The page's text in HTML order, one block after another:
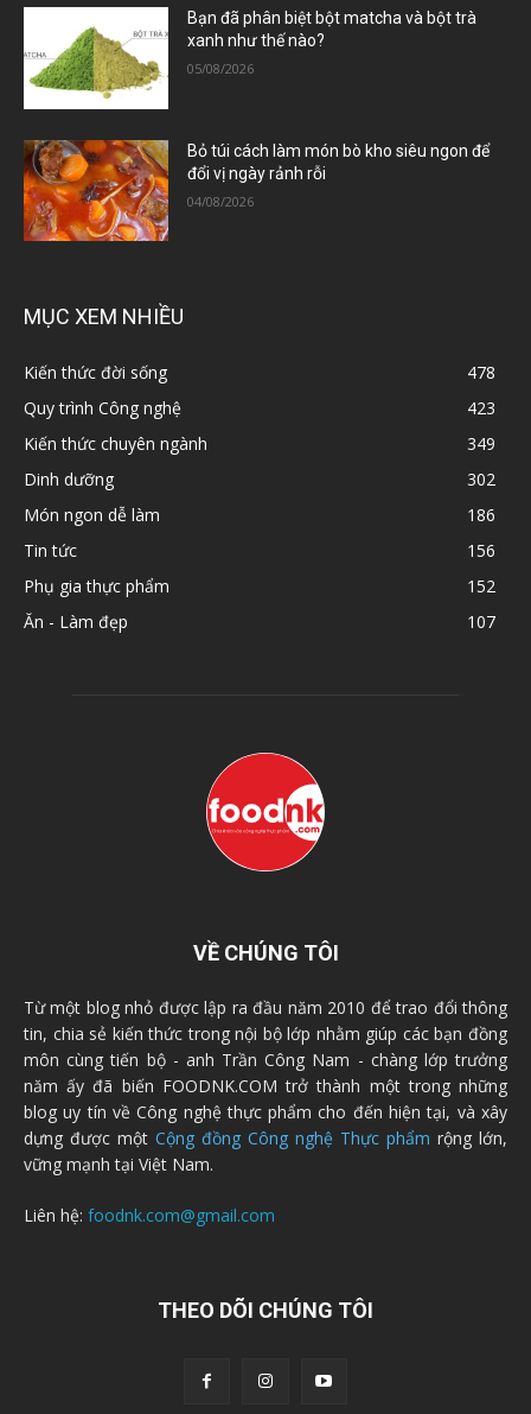
Bạn đã phân biệt bột matcha và bột trà
xanh như thế nào?
05/08/2026
Bỏ túi cách làm món bò kho siêu ngon để
đổi vị ngày rảnh rỗi
04/08/2026
MỤC XEM NHIỀU
Kiến thức đời sống
478
Quy trình Công nghệ
423
Kiến thức chuyên ngành
349
Dinh dưỡng
302
Món ngon dễ làm
186
Tin tức
156
Phụ gia thực phẩm
152
Ăn - Làm đẹp
107
VỀ CHÚNG TÔI
Từ một blog nhỏ được lập ra đầu năm 2010 để trao đổi thông
tin, chia sẻ kiến thức trong nội bộ lớp nhằm giúp các bạn đồng
môn cùng tiến bộ - anh Trần Công Nam - chàng lớp trưởng
năm ấy đã biến FOODNK.COM trở thành một trong những
blog uy tín về Công nghệ thực phẩm cho đến hiện tại, và xây
dựng được một Cộng đồng Công nghệ Thực phẩm rộng lớn,
vững mạnh tại Việt Nam.
Liên hệ: foodnk.com@gmail.com
THEO DÕI CHÚNG TÔI